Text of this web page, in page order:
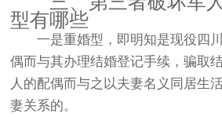
型有哪些
一是重婚型，即明知是现役四川
偶而与其办理结婚登记手续，骗取
人的配偶而与之以夫妻名义同居生
妻关系的。